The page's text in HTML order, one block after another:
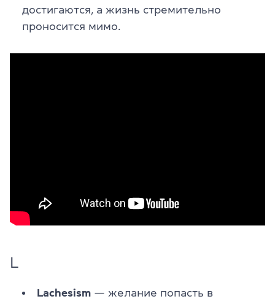
достигаются, а жизнь стремительно
проносится мимо.
Lachesism — желание попасть в